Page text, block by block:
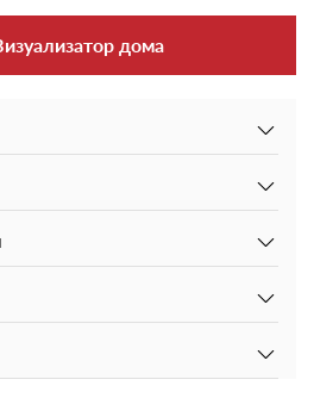
дома